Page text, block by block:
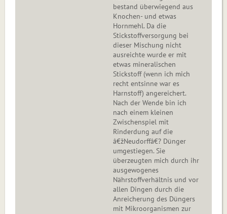
bestand überwiegend aus
Knochen- und etwas
Hornmehl. Da die
Stickstoffversorgung bei
dieser Mischung nicht
ausreichte wurde er mit
etwas mineralischen
Stickstoff (wenn ich mich
recht entsinne war es
Harnstoff) angereichert.
Nach der Wende bin ich
nach einem kleinen
Zwischenspiel mit
Rinderdung auf die
â€žNeudorffâ€? Dünger
umgestiegen. Sie
überzeugten mich durch ihr
ausgewogenes
Nährstoffverhältnis und vor
allen Dingen durch die
Anreicherung des Düngers
mit Mikroorganismen zur